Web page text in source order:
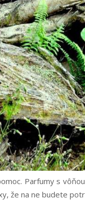
Parfumy s
že na ne budete